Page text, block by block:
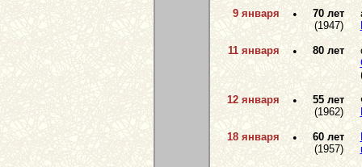
9 января •
70 лет
(1947)
11 января • 80 лет
12 января •
55 лет
(1962)
18 января •
60 лет
(1957)